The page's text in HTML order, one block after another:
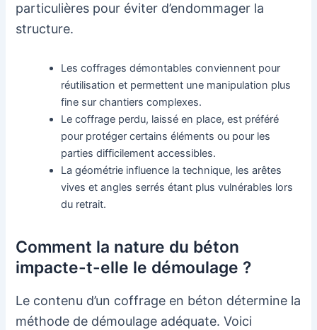
particulières pour éviter d’endommager la
structure.
Les coffrages démontables conviennent pour
réutilisation et permettent une manipulation plus
fine sur chantiers complexes.
Le coffrage perdu, laissé en place, est préféré
pour protéger certains éléments ou pour les
parties difficilement accessibles.
La géométrie influence la technique, les arêtes
vives et angles serrés étant plus vulnérables lors
du retrait.
Comment la nature du béton
impacte-t-elle le démoulage ?
Le contenu d’un coffrage en béton détermine la
méthode de démoulage adéquate. Voici